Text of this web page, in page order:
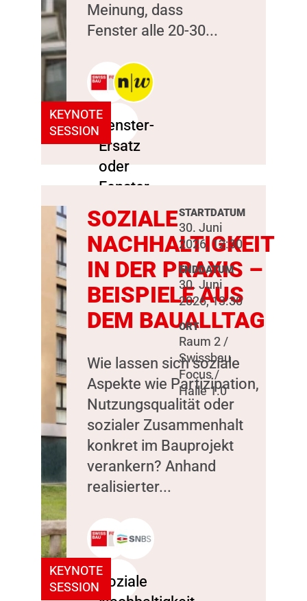
KEYNOTE
SESSION
Meinung, dass
Fenster alle 20-30...
KEYNOTE
SESSION
SOZIALE
NACHHALTIGKEIT
IN DER PRAXIS –
BEISPIELE AUS
DEM BAUALLTAG
Wie lassen sich soziale
Aspekte wie Partizipation,
Nutzungsqualität oder
sozialer Zusammenhalt
konkret im Bauprojekt
verankern? Anhand
realisierter...
STARTDATUM
30. Juni
2026, 12:30
ENDDATUM
30. Juni
2026, 13:30
ORT
Raum 2 /
Swissbau
Focus /
Halle 1.0